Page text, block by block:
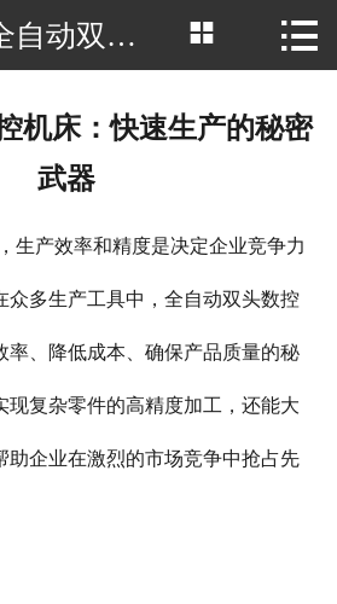
网站首页
新闻中心
行业资讯
荣誉资质
全自动双头数控机床：快速生产的秘密武器  
机床：快速生产的秘密
武器
生产效率和精度是决定企业竞争力
众多生产工具中，全自动双头数控
率、降低成本、确保产品质量的秘
现复杂零件的高精度加工，还能大
助企业在激烈的市场竞争中抢占先